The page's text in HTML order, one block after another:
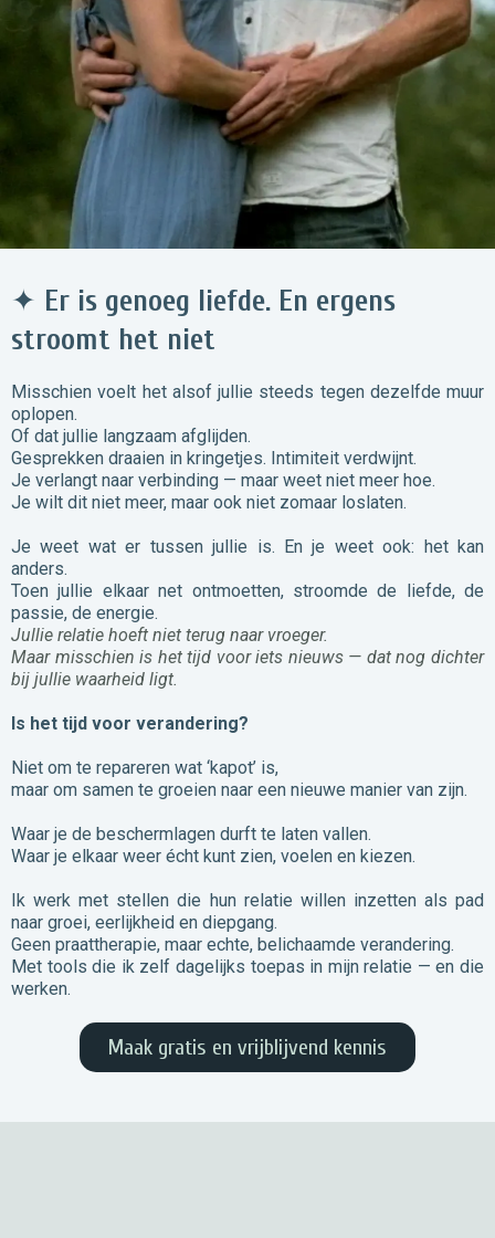
✦ Er is genoeg liefde. En ergens
stroomt het niet
Misschien voelt het alsof jullie steeds tegen dezelfde muur
oplopen.
Of dat jullie langzaam afglijden.
Gesprekken draaien in kringetjes. Intimiteit verdwijnt.
Je verlangt naar verbinding — maar weet niet meer hoe.
Je wilt dit niet meer, maar ook niet zomaar loslaten.
Je weet wat er tussen jullie is. En je weet ook: het kan
anders.
Toen jullie elkaar net ontmoetten, stroomde de liefde, de
passie, de energie.
Jullie relatie hoeft niet terug naar vroeger.
Maar misschien is het tijd voor iets nieuws — dat nog dichter
bij jullie waarheid ligt.
Is het tijd voor verandering?
Niet om te repareren wat ‘kapot’ is,
maar om samen te groeien naar een nieuwe manier van zijn.
Waar je de beschermlagen durft te laten vallen.
Waar je elkaar weer écht kunt zien, voelen en kiezen.
Ik werk met stellen die hun relatie willen inzetten als pad
naar groei, eerlijkheid en diepgang.
Geen praattherapie, maar echte, belichaamde verandering.
Met tools die ik zelf dagelijks toepas in mijn relatie — en die
werken.
Maak gratis en vrijblijvend kennis